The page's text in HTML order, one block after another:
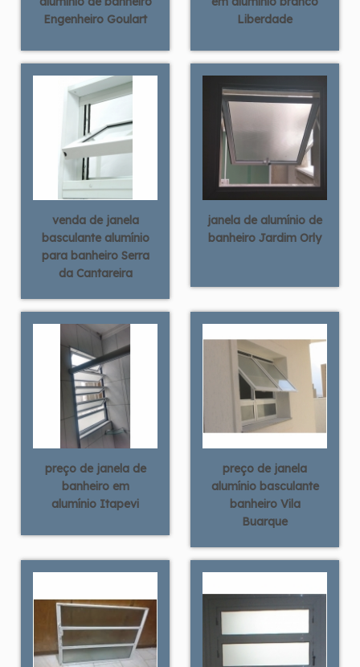
Engenheiro Goulart
Liberdade
venda de janela
basculante alumínio
para banheiro Serra
da Cantareira
janela de alumínio de
banheiro Jardim Orly
preço de janela de
banheiro em
alumínio Itapevi
preço de janela
alumínio basculante
banheiro Vila
Buarque